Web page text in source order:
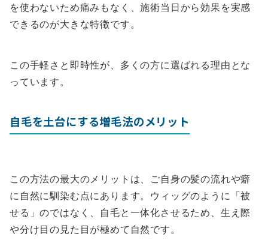
を使わないため痛みもなく、施術当日から効果を実感
できるのが大きな特徴です。
この手軽さと即時性が、多くの方に選ばれる理由とな
っています。
自毛を土台にする増毛法のメリット
この方法の最大のメリットは、ご自身の髪の流れや癖
に自然に馴染む点にあります。ウィッグのように「被
せる」のではなく、自毛と一体化させるため、生え際
や分け目の見た目が極めて自然です。